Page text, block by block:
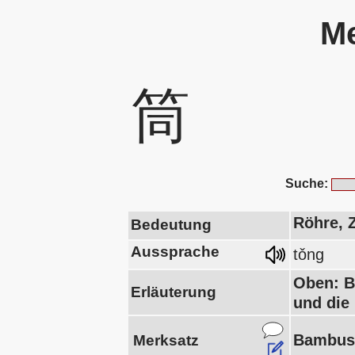
筒
Suche:
Bedeutung Röhre,
Aussprache tǒng
Erläuterung
Oben:
und
Merksatz